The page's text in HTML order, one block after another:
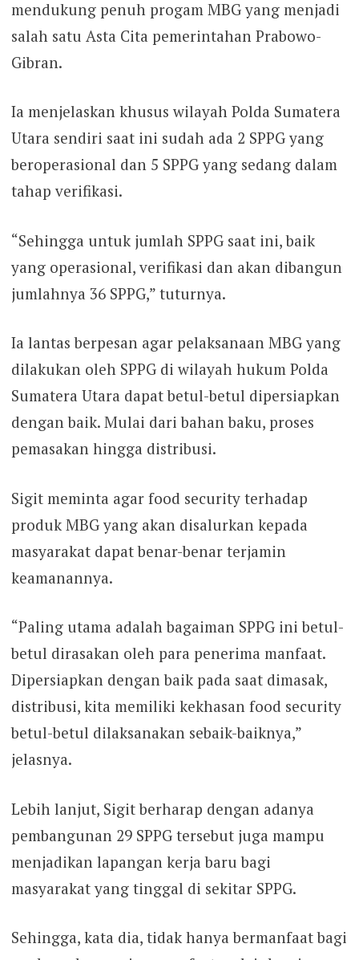
mendukung penuh progam MBG yang menjadi
salah satu Asta Cita pemerintahan Prabowo-
Gibran.
Ia menjelaskan khusus wilayah Polda Sumatera
Utara sendiri saat ini sudah ada 2 SPPG yang
beroperasional dan 5 SPPG yang sedang dalam
tahap verifikasi.
“Sehingga untuk jumlah SPPG saat ini, baik
yang operasional, verifikasi dan akan dibangun
jumlahnya 36 SPPG,” tuturnya.
Ia lantas berpesan agar pelaksanaan MBG yang
dilakukan oleh SPPG di wilayah hukum Polda
Sumatera Utara dapat betul-betul dipersiapkan
dengan baik. Mulai dari bahan baku, proses
pemasakan hingga distribusi.
Sigit meminta agar food security terhadap
produk MBG yang akan disalurkan kepada
masyarakat dapat benar-benar terjamin
keamanannya.
“Paling utama adalah bagaiman SPPG ini betul-
betul dirasakan oleh para penerima manfaat.
Dipersiapkan dengan baik pada saat dimasak,
distribusi, kita memiliki kekhasan food security
betul-betul dilaksanakan sebaik-baiknya,”
jelasnya.
Lebih lanjut, Sigit berharap dengan adanya
pembangunan 29 SPPG tersebut juga mampu
menjadikan lapangan kerja baru bagi
masyarakat yang tinggal di sekitar SPPG.
Sehingga, kata dia, tidak hanya bermanfaat bagi